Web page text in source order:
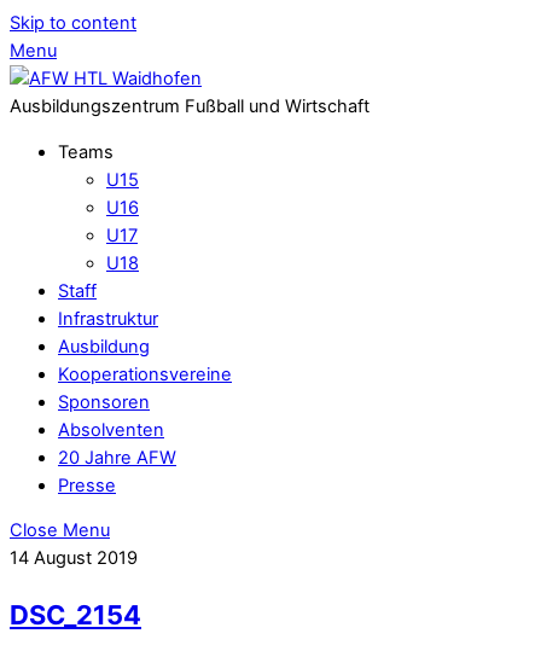
Skip to content
Menu
Ausbildungszentrum Fußball und Wirtschaft
Teams
U15
U16
U17
U18
Staff
Infrastruktur
Ausbildung
Kooperationsvereine
Sponsoren
Absolventen
20 Jahre AFW
Presse
Close Menu
14 August 2019
DSC_2154